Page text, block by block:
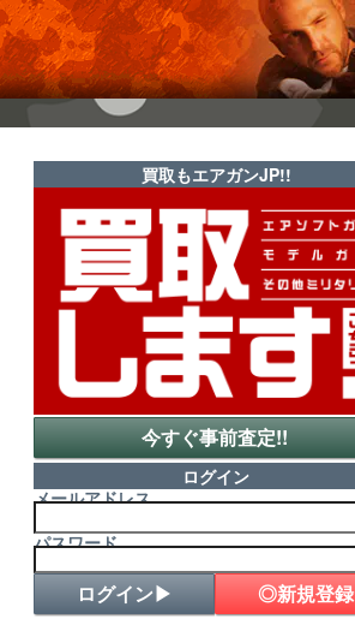
買取もエアガンJP!!
今すぐ事前査定!!
ログイン
メールアドレス
パスワード
◎新規登録